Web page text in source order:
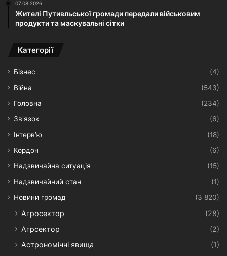
07.08.2026
Жителі Путивльської громади передали військовим
продукти та маскувальні сітки
Категорії
Бізнес
(4)
Війна
(543)
Головна
(234)
Зв'язок
(6)
Інтерв’ю
(18)
Кордон
(6)
Надзвичайна ситуація
(15)
Надзвичайний стан
(1)
Новини громад
(3 820)
Агросектор
(28)
Агрсектор
(2)
Астрономічні явища
(1)